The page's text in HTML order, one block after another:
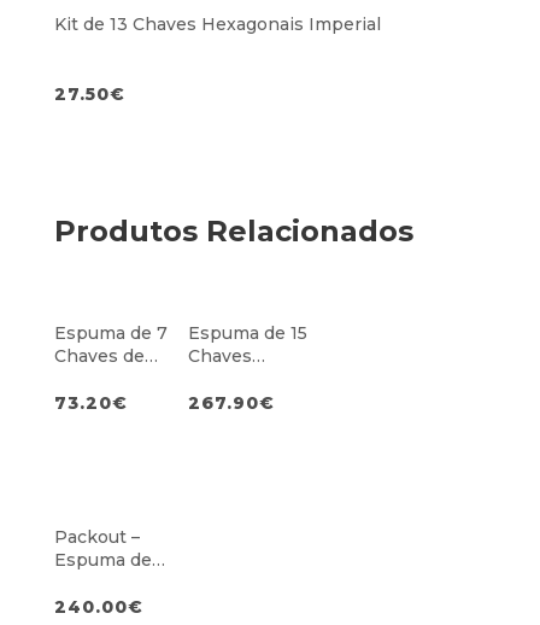
Kit de 13 Chaves Hexagonais Imperial
27.50€
Produtos Relacionados
Espuma de 7
Chaves de
73.20€
Espuma de 15
Chaves
MAXBITE com
267.90€
Packout –
Espuma de
Caixa, Chaves
240.00€